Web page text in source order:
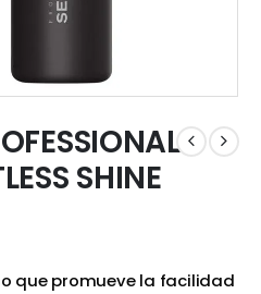
SHINE
que promueve la facilidad